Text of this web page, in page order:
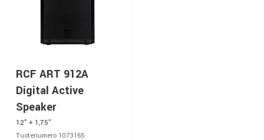
RCF ART 912A
Digital Active
Speaker
12" + 1,75"
Tuotenumero 1073165